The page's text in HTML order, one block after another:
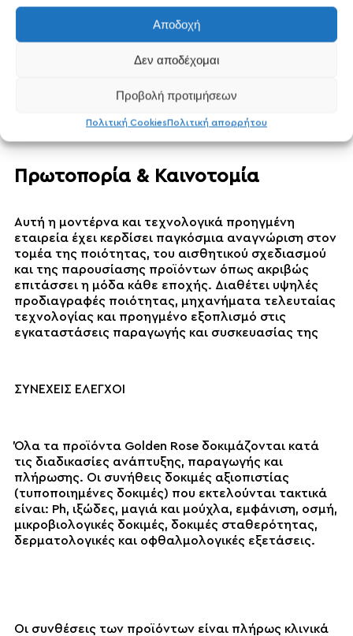
Αποδοχή
Δεν αποδέχομαι
Προβολή προτιμήσεων
Πολιτική CookiesΠολιτική απορρήτου
Πρωτοπορία & Καινοτομία
Αυτή η μοντέρνα και τεχνολογικά προηγμένη
εταιρεία έχει κερδίσει παγκόσμια αναγνώριση στον
τομέα της ποιότητας, του αισθητικού σχεδιασμού
και της παρουσίασης προϊόντων όπως ακριβώς
επιτάσσει η μόδα κάθε εποχής. Διαθέτει υψηλές
προδιαγραφές ποιότητας, μηχανήματα τελευταίας
τεχνολογίας και προηγμένο εξοπλισμό στις
εγκαταστάσεις παραγωγής και συσκευασίας της
ΣΥΝΕΧΕΙΣ ΕΛΕΓΧΟΙ
Όλα τα προϊόντα Golden Rose δοκιμάζονται κατά
τις διαδικασίες ανάπτυξης, παραγωγής και
πλήρωσης. Οι συνήθεις δοκιμές αξιοπιστίας
(τυποποιημένες δοκιμές) που εκτελούνται τακτικά
είναι: Ph, ιξώδες, μαγιά και μούχλα, εμφάνιση, οσμή,
μικροβιολογικές δοκιμές, δοκιμές σταθερότητας,
δερματολογικές και οφθαλμολογικές εξετάσεις.
Οι συνθέσεις των προϊόντων είναι πλήρως κλινικά